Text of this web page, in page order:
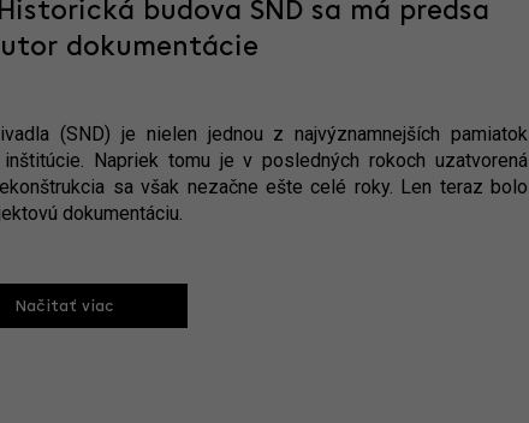
budova SND sa má predsa
dokumentácie
(SND) je nielen jednou z najvýznamnejších pamiatok
Napriek tomu je v posledných rokoch uzatvorená
sa však nezačne ešte celé roky. Len teraz bolo
dokumentáciu.
Načitať viac